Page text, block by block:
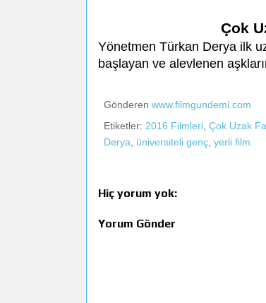
Çok
Yönetmen Türkan Derya ilk
başlayan ve alevlenen
Gönderen www.filmgundemi.com
Etiketler: 2016 Filmleri Çok Uzak
Derya
üniversiteli genç yerli film
Hiç yorum yok:
Yorum Gönder